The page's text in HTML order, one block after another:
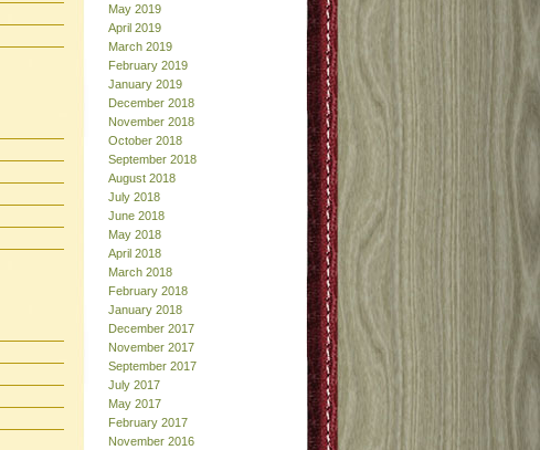
May 2019
April 2019
March 2019
February 2019
January 2019
December 2018
November 2018
October 2018
September 2018
August 2018
July 2018
June 2018
May 2018
April 2018
March 2018
February 2018
January 2018
December 2017
November 2017
September 2017
July 2017
May 2017
February 2017
November 2016